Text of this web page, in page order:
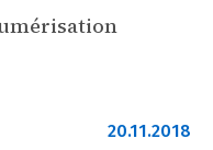
20.11.2018